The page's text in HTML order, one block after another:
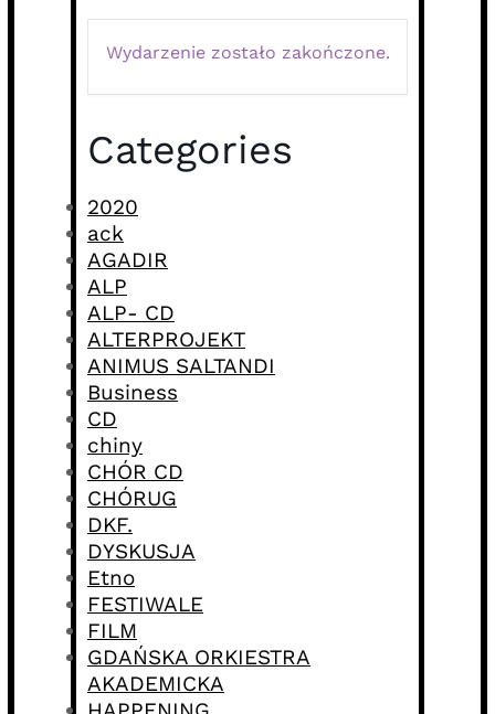
Wydarzenie zostało zakończone.
Categories
2020
ack
AGADIR
ALP
ALP- CD
ALTERPROJEKT
ANIMUS SALTANDI
Business
CD
chiny
CHÓR CD
CHÓRUG
DKF.
DYSKUSJA
Etno
FESTIWALE
FILM
GDAŃSKA ORKIESTRA
AKADEMICKA